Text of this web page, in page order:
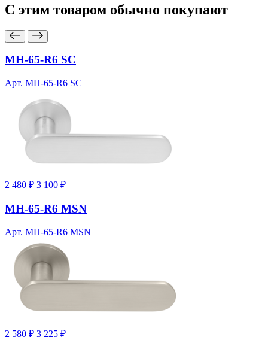
С этим товаром обычно покупают
MH-65-R6 SC
Арт. MH-65-R6 SC
2 480 ₽ 3 100 ₽
MH-65-R6 MSN
Арт. MH-65-R6 MSN
2 580 ₽ 3 225 ₽